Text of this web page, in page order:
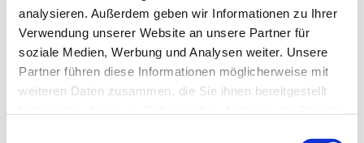
analysieren. Außerdem geben wir Informationen zu Ihrer
Verwendung unserer Website an unsere Partner für
soziale Medien, Werbung und Analysen weiter. Unsere
Partner führen diese Informationen möglicherweise mit
weiteren Daten zusammen, die Sie ihnen bereitgestellt